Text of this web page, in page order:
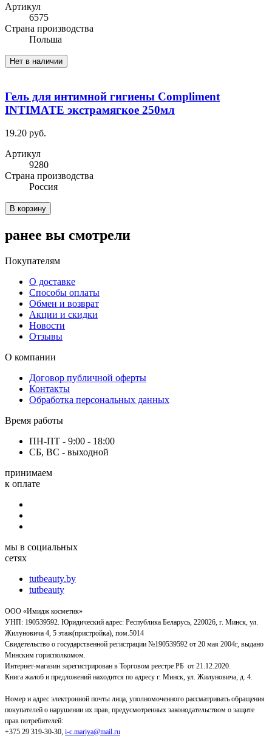
Артикул
6575
Cтрана производства
Польша
Нет в наличии
Гель для интимной гигиены Compliment
INTIMATE экстрамягкое 250мл
19.20 руб.
Артикул
9280
Cтрана производства
Россия
В корзину
ранее вы смотрели
Покупателям
О доставке
Способы оплаты
Обмен и возврат
Акции и скидки
Новости
Отзывы
О компании
Договор публичной оферты
Контакты
Обработка персональных данных
Время работы
ПН-ПТ - 9:00 - 18:00
СБ, ВС - выходной
принимаем
к оплате
мы в социальных
сетях
tutbeauty.by
tutbeauty
ООО «Имидж косметик»
УНП: 190539592. Юридический адрес: Республика Беларусь, 220026, г. Минск, ул.
Жилуновича 4, 5 этаж(пристройка), пом.5014
Свидетельство о государственной регистрации №190539592 от 20 мая 2004г, выдано
Минским горисполкомом.
Интернет-магазин зарегистрирован в Торговом реестре РБ от 21.12.2020.
Книга жалоб и предложений находится по адресу г. Минск, ул. Жилуновича, д. 4.
Номер и адрес электронной почты лица, уполномоченного рассматривать обращения
покупателей о нарушении их прав, предусмотренных законодательством о защите
прав потребителей:
+375 29 319-30-30, i-c.mariya@mail.ru